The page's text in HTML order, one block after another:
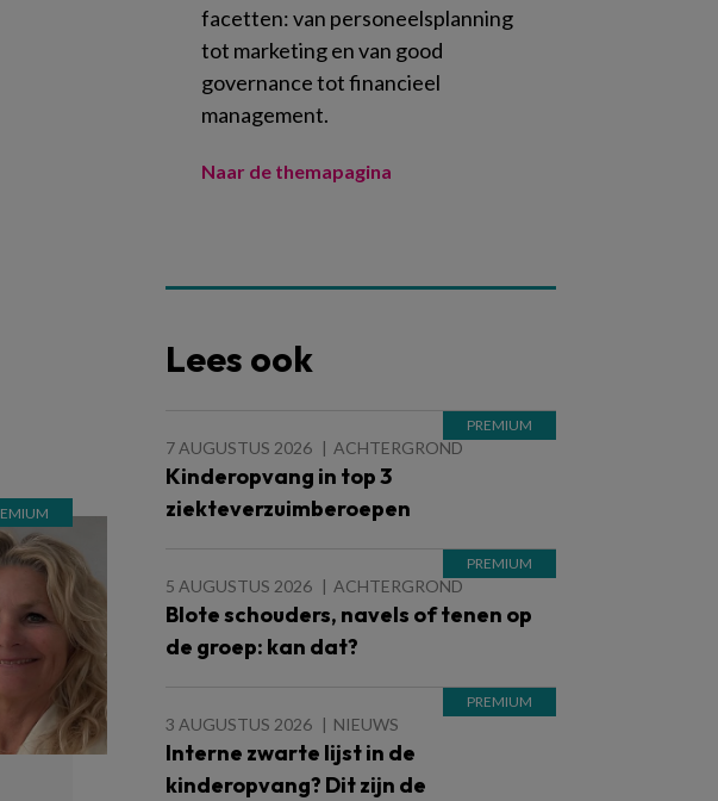
facetten: van personeelsplanning
tot marketing en van good
governance tot financieel
management.
Naar de themapagina
Lees ook
7 AUGUSTUS 2026 ACHTERGROND
Kinderopvang in top 3
ziekteverzuimberoepen
5 AUGUSTUS 2026 ACHTERGROND
Blote schouders, navels of tenen op
de groep: kan dat?
3 AUGUSTUS 2026 NIEUWS
Interne zwarte lijst in de
kinderopvang? Dit zijn de